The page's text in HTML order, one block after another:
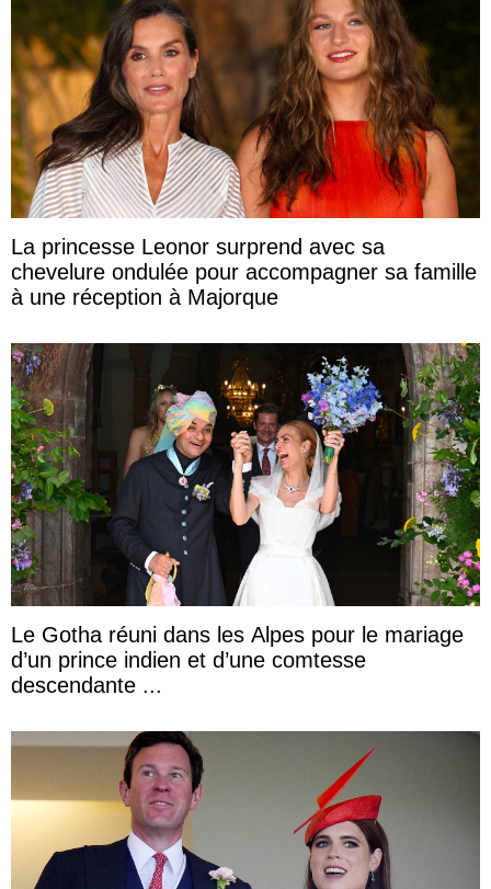
La princesse Leonor surprend avec sa
chevelure ondulée pour accompagner sa famille
à une réception à Majorque
Le Gotha réuni dans les Alpes pour le mariage
d’un prince indien et d’une comtesse
descendante ...